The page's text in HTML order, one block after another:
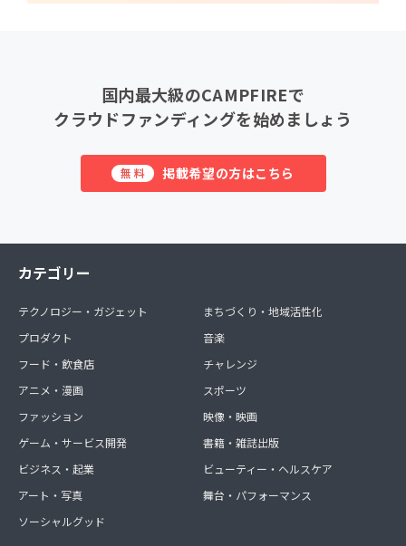
国内最大級のCAMPFIREで
クラウドファンディングを始めましょう
無料 掲載希望の方はこちら
カテゴリー
テクノロジー・ガジェット
プロダクト
フード・飲食店
アニメ・漫画
ファッション
ゲーム・サービス開発
ビジネス・起業
アート・写真
ソーシャルグッド
まちづくり・地域活性化
音楽
チャレンジ
スポーツ
映像・映画
書籍・雑誌出版
ビューティー・ヘルスケア
舞台・パフォーマンス